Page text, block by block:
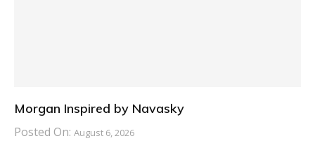
Morgan Inspired by Navasky
Posted On: August 6, 2026